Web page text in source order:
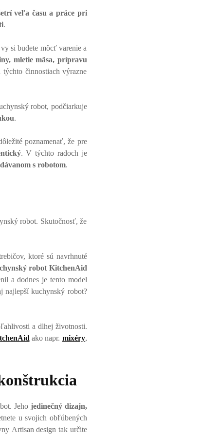
veľa času a práce pri
.
si budete môcť varenie a
mletie mäsa, prípravu
činnostiach výrazne
robot, podčiarkuje
.
poznamenať, že pre
. V týchto radoch je
s robotom.
robot. Skutočnosť, že
ktoré sú navrhnuté
robot KitchenAid
a dodnes je tento model
najlepší kuchynský robot?
a dlhej životnosti.
ako napr. mixéry,
Jeho jedinečný dizajn,
u svojich obľúbených
Artisan design tak určite